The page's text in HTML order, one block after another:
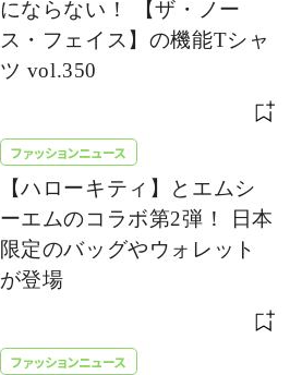
にならない！ 【ザ・ノー
ス・フェイス】の機能Tシャ
ツ vol.350
ファッションニュース
【ハローキティ】とエムシ
ーエムのコラボ第2弾！ 日本
限定のバッグやウォレット
が登場
ファッションニュース